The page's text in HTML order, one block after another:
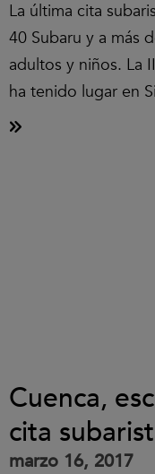
La última cita
40 Subaru y a más
adultos y niños. La
ha tenido lugar en
Cuenca,
cita
marzo 16, 2017